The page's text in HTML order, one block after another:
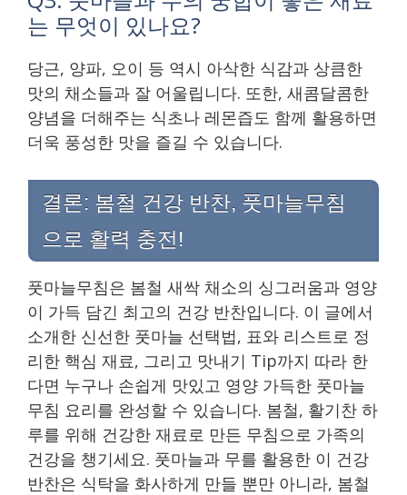
는 무엇이 있나요?
당근, 양파, 오이 등 역시 아삭한 식감과 상큼한
맛의 채소들과 잘 어울립니다. 또한, 새콤달콤한
양념을 더해주는 식초나 레몬즙도 함께 활용하면
더욱 풍성한 맛을 즐길 수 있습니다.
결론: 봄철 건강 반찬, 풋마늘무침
으로 활력 충전!
풋마늘무침은 봄철 새싹 채소의 싱그러움과 영양
이 가득 담긴 최고의 건강 반찬입니다. 이 글에서
소개한 신선한 풋마늘 선택법, 표와 리스트로 정
리한 핵심 재료, 그리고 맛내기 Tip까지 따라 한
다면 누구나 손쉽게 맛있고 영양 가득한 풋마늘
무침 요리를 완성할 수 있습니다. 봄철, 활기찬 하
루를 위해 건강한 재료로 만든 무침으로 가족의
건강을 챙기세요. 풋마늘과 무를 활용한 이 건강
반찬은 식탁을 화사하게 만들 뿐만 아니라, 봄철